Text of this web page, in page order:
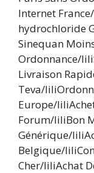
Internet
hydrochloride
Sinequan
Ordonnance/
Livraison
Teva/
Europe/
Forum/liliBon
Générique/
Belgique/
Cher/liliAchat